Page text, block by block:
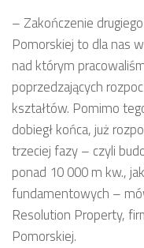
– Zakończenie
Pomorskiej to dla nas
nad którym
poprzedzających
kształtów. Pomimo
dobiegł końca, już
trzeciej fazy – czyli
ponad 10 000 m kw.,
fundamentowych –
Resolution Property,
Pomorskiej.